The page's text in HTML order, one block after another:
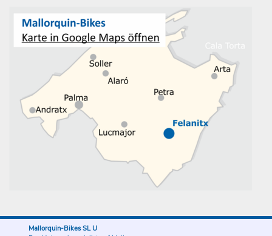
Mallorquin-Bikes SL U